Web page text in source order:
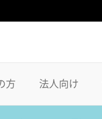
方 法人向け